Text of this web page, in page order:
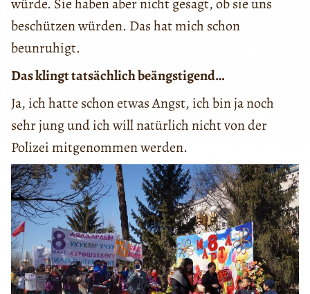
würde. Sie haben aber nicht gesagt, ob sie uns
beschützen würden. Das hat mich schon
beunruhigt.
Das klingt tatsächlich beängstigend…
Ja, ich hatte schon etwas Angst, ich bin ja noch
sehr jung und ich will natürlich nicht von der
Polizei mitgenommen werden.